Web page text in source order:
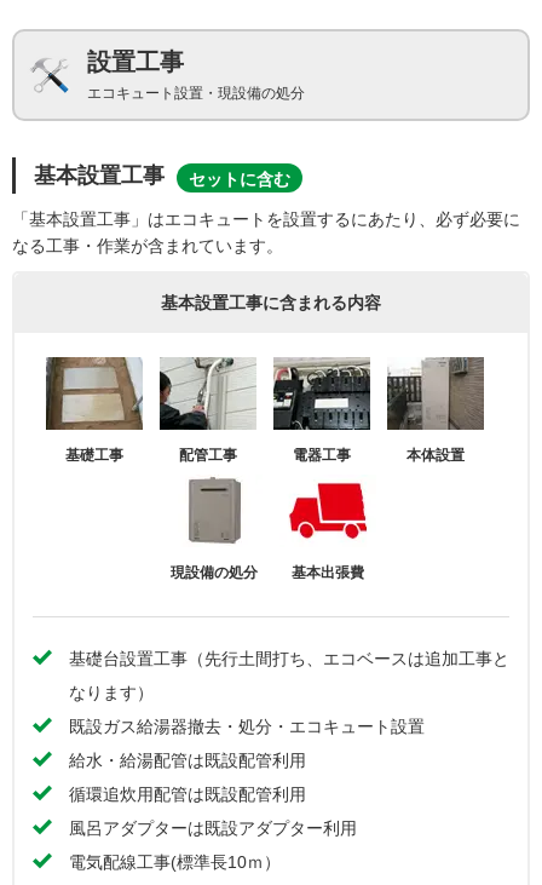
設置工事
エコキュート設置・現設備の処分
基本設置工事 セットに含む
「基本設置工事」はエコキュートを設置するにあたり、必ず必要に
なる工事・作業が含まれています。
基本設置工事に含まれる内容
基礎工事 配管工事 電器工事 本体設置
現設備の処分 基本出張費
基礎台設置工事（先行土間打ち、エコベースは追加工事と
なります）
既設ガス給湯器撤去・処分・エコキュート設置
給水・給湯配管は既設配管利用
循環追炊用配管は既設配管利用
風呂アダプターは既設アダプター利用
電気配線工事(標準長10ｍ）